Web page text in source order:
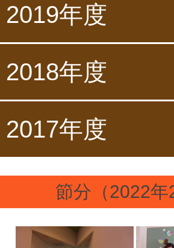
2019年度
2018年度
2017年度
節分（2022年